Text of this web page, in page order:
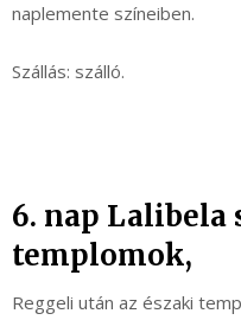
naplemente színeiben.
Szállás: szálló.
6. nap Lalibela
templomok,
Reggeli után az északi